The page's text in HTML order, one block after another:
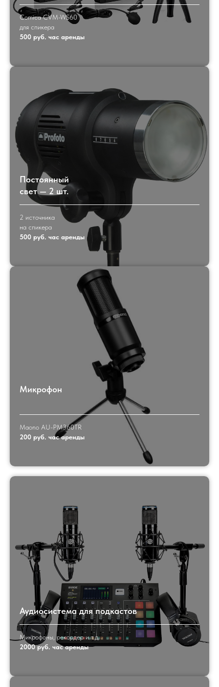
Comica CVM-WS60
для спикера
500 руб. час аренды
Постоянный
свет — 2 шт.
2 источника
на спикера
500 руб. час аренды
Микрофон
Maono AU-PM360TR
200 руб. час аренды
Аудиосистема для подкастов
Микрофоны, рекордер и т.д.
2000 руб. час аренды